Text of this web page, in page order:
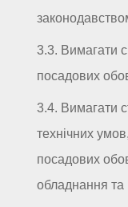
3.3. Вимагати
посадових
3.4. Вимагати
технічних
посадових
обладнання та